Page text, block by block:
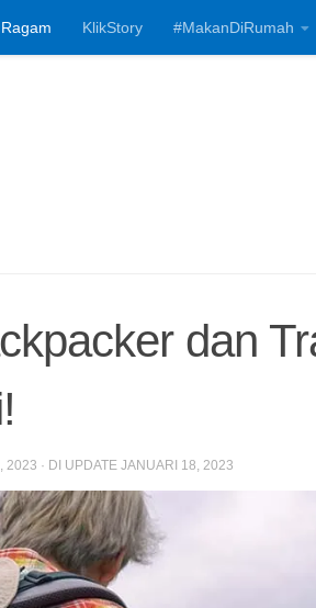
Ragam KlikStory #MakanDiRumah
dan
2023 · DI UPDATE JANUARI 18, 2023